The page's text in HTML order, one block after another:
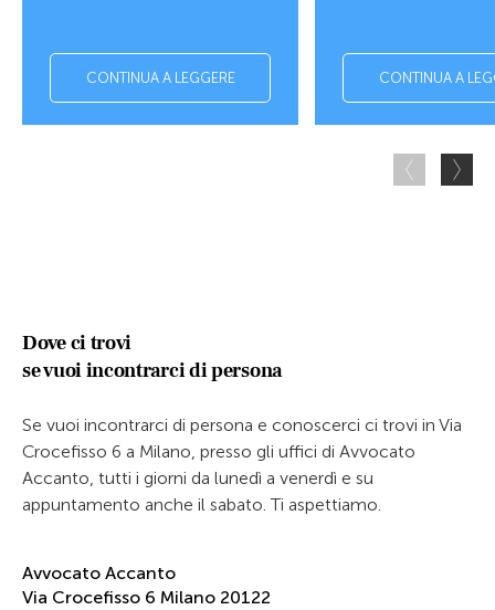
CONTINUA A LEGGERE CONTINUA A
Dove ci trovi
se vuoi incontrarci di persona
Se vuoi incontrarci di persona e conoscerci ci trovi in Via
Crocefisso 6 a Milano, presso gli uffici di Avvocato
Accanto, tutti i giorni da lunedì a venerdì e su
appuntamento anche il sabato. Ti aspettiamo.
Avvocato Accanto
Via Crocefisso 6 Milano 20122